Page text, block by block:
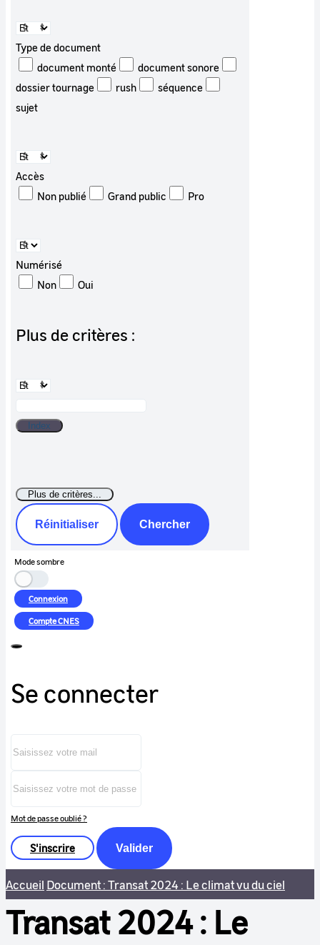
Type de document
document monté
document sonore
dossier tournage
rush
séquence
sujet
Accès
Non publié
Grand public Pro
Numérisé
Non
Oui
Plus de critères :
Réinitialiser Chercher
Mode sombre
Connexion
CompteCNES
Se connecter
Mot de passe oublié ?
S'inscrire Valider
Accueil Document : Transat 2024 : Le climat vu du ciel
Transat 2024 : Le